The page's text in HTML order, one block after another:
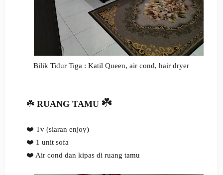
Bilik Tidur Tiga : Katil Queen, air cond, hair dryer
☘️ RUANG TAMU ☘️
❤️ Tv (siaran enjoy)
❤️ 1 unit sofa
❤️ Air cond dan kipas di ruang tamu